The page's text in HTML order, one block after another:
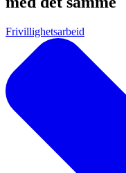
Frivillighetsarbeid